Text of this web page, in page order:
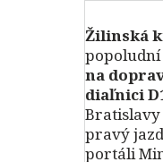
Žilinská
popoludní
na
diaľnici
pravý
portáli